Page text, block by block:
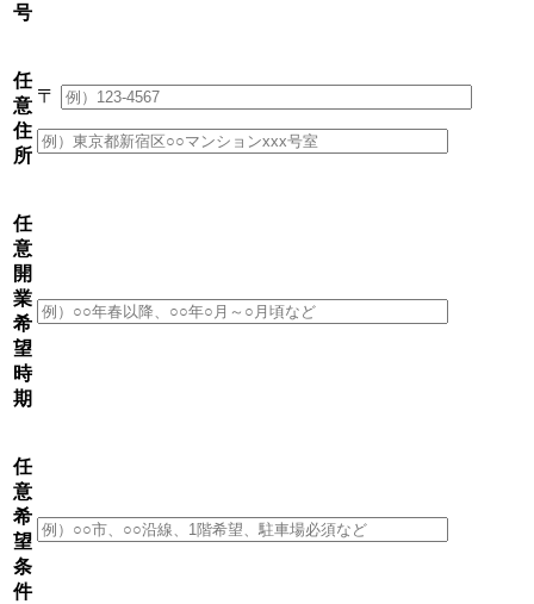
号
任
意
住
所
〒
任
意
開
業
希
望
時
期
任
意
希
望
条
件